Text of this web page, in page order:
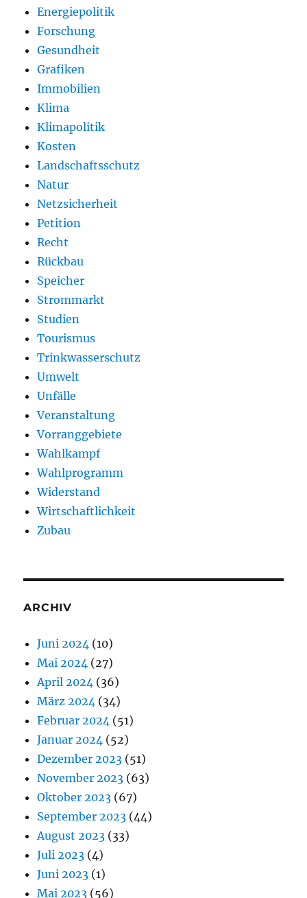
Energiepolitik
Forschung
Gesundheit
Grafiken
Immobilien
Klima
Klimapolitik
Kosten
Landschaftsschutz
Natur
Netzsicherheit
Petition
Recht
Rückbau
Speicher
Strommarkt
Studien
Tourismus
Trinkwasserschutz
Umwelt
Unfälle
Veranstaltung
Vorranggebiete
Wahlkampf
Wahlprogramm
Widerstand
Wirtschaftlichkeit
Zubau
ARCHIV
Juni 2024 (10)
Mai 2024 (27)
April 2024 (36)
März 2024 (34)
Februar 2024 (51)
Januar 2024 (52)
Dezember 2023 (51)
November 2023 (63)
Oktober 2023 (67)
September 2023 (44)
August 2023 (33)
Juli 2023 (4)
Juni 2023 (1)
Mai 2023 (56)